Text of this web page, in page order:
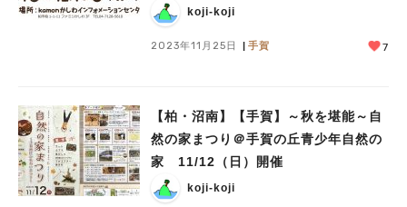
12/1(金)-12/10(日)ふらっと柏マルシ
ェ～
koji-koji
2023年11月25日 手賀 7
【柏・沼南】【手賀】～秋を堪能～自
然の家まつり＠手賀の丘青少年自然の
家 11/12（日）開催
koji-koji